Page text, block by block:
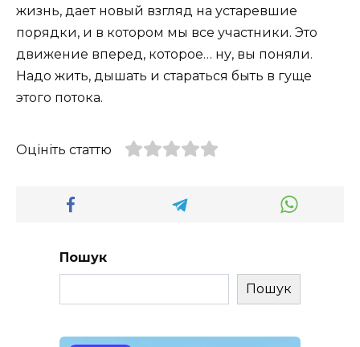
жизнь, дает новый взгляд на устаревшие
порядки, и в котором мы все участники. Это
движение вперед, которое… ну, вы поняли.
Надо жить, дышать и стараться быть в гуще
этого потока.
Оцініть статтю
Пошук
Пошук